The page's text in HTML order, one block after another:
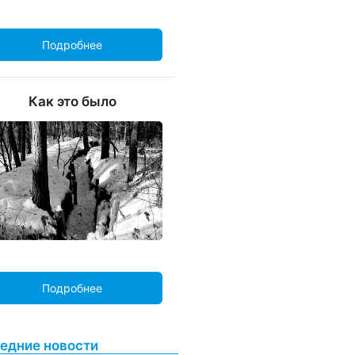
Подробнее
Как это было
Подробнее
новости